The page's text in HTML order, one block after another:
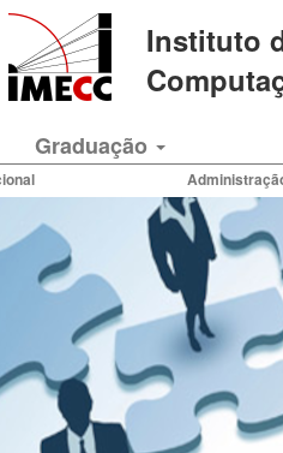
Instituto
Graduação